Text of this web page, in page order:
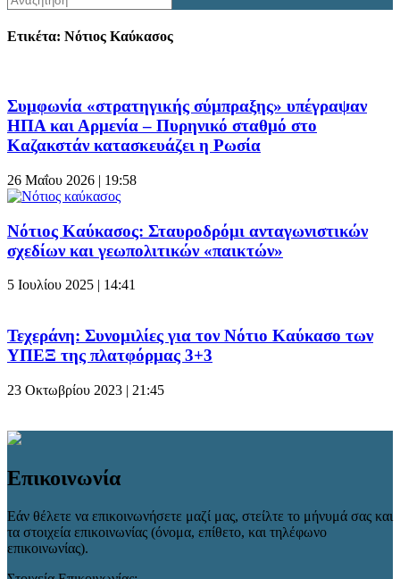
Ετικέτα: Νότιος Καύκασος
Συμφωνία «στρατηγικής σύμπραξης» υπέγραψαν
ΗΠΑ και Αρμενία – Πυρηνικό σταθμό στο
Καζακστάν κατασκευάζει η Ρωσία
26 Μαΐου 2026 | 19:58
Νότιος Καύκασος: Σταυροδρόμι ανταγωνιστικών
σχεδίων και γεωπολιτικών «παικτών»
5 Ιουλίου 2025 | 14:41
Τεχεράνη: Συνομιλίες για τον Νότιο Καύκασο των
ΥΠΕΞ της πλατφόρμας 3+3
23 Οκτωβρίου 2023 | 21:45
Επικοινωνία
Εάν θέλετε να επικοινωνήσετε μαζί μας, στείλτε το μήνυμά σας και
τα στοιχεία επικοινωνίας (όνομα, επίθετο, και τηλέφωνο
επικοινωνίας).